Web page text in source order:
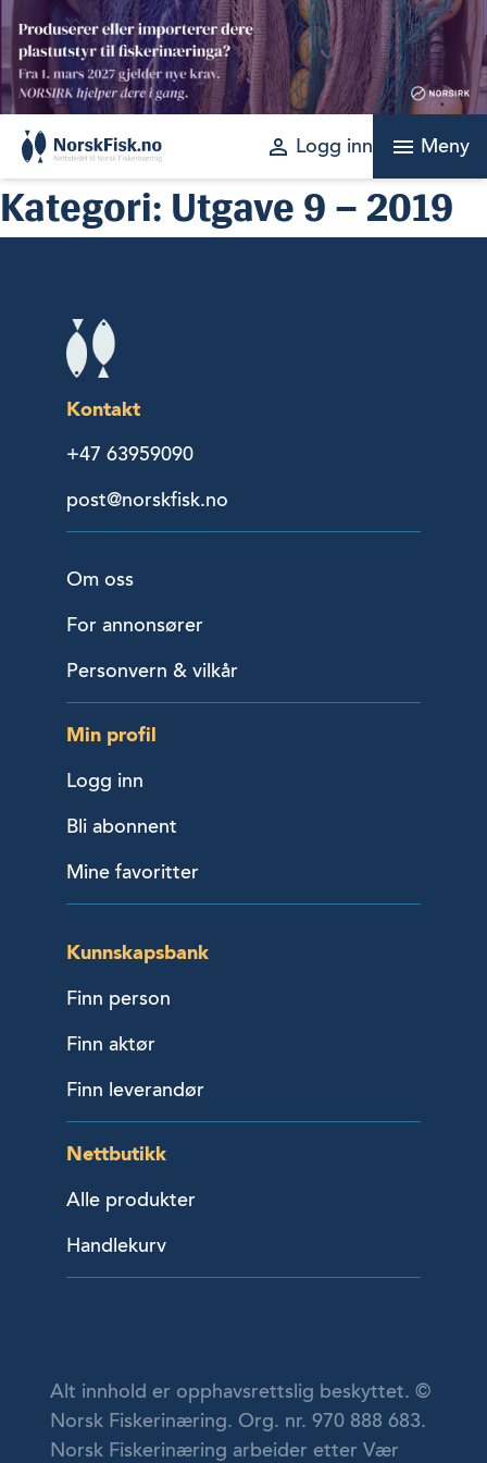
Skip
content
perm_identity Logg inn menu Meny
Kategori: Utgave 9 – 2019
Kontakt
+47 63959090
post@norskfisk.no
Om oss
For annonsører
Personvern & vilkår
Min profil
Logg inn
Bli abonnent
Mine favoritter
Kunnskapsbank
Finn person
Finn aktør
Finn leverandør
Nettbutikk
Alle produkter
Handlekurv
Alt innhold er opphavsrettslig beskyttet. ©
Norsk Fiskerinæring. Org. nr. 970 888 683.
Norsk Fiskerinæring arbeider etter Vær